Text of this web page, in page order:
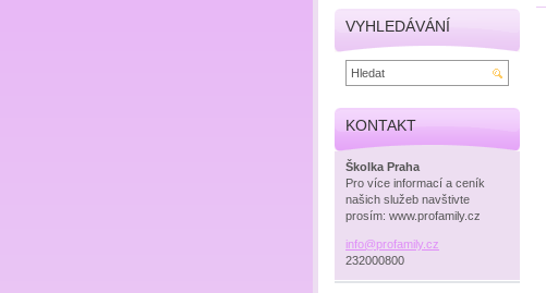
VYHLEDÁVÁNÍ
KONTAKT
Školka Praha
Pro více informací a ceník
našich služeb navštivte
prosím: www.profamily.cz
info@profamily.cz
232000800